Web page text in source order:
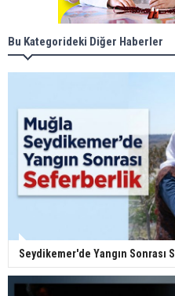
Bu Kategorideki Diğer Haberler
Seydikemer'de Yangın Sonrası